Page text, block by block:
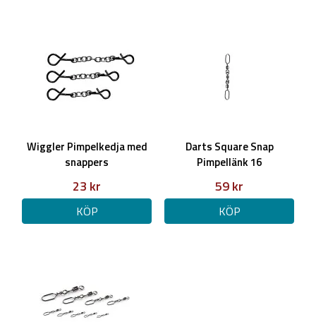
Wiggler Pimpelkedja med
snappers
23 kr
KÖP
Darts Square Snap
Pimpellänk 16
59 kr
KÖP